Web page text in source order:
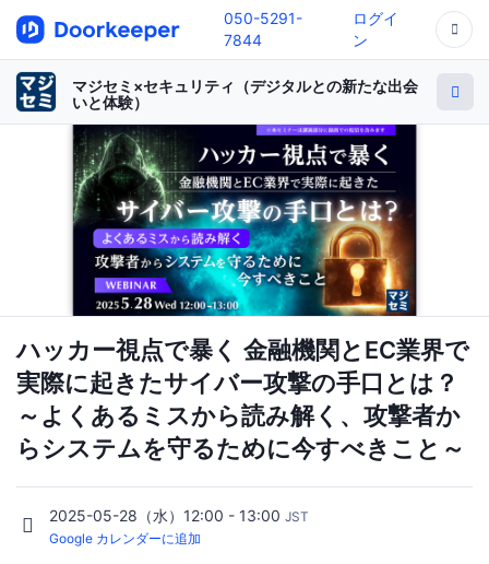
050-5291-
7844
ログイ
ン
マジセミ×セキュリティ（デジタルとの新たな出会
いと体験）
ハッカー視点で暴く 金融機関とEC業界で
実際に起きたサイバー攻撃の手口とは？
～よくあるミスから読み解く、攻撃者か
らシステムを守るために今すべきこと～
2025-05-28（水）12:00 - 13:00 JST
Google カレンダーに追加